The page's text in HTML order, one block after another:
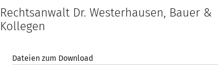
Rechtsanwalt Dr. Westerhausen, Bauer &
Kollegen
Dateien zum Download